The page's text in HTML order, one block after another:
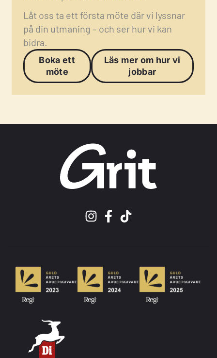
Låt oss ta ett första möte där vi lyssnar
på din utmaning – och ser hur vi kan
bidra.
Boka ett
möte
Läs mer om hur vi
jobbar